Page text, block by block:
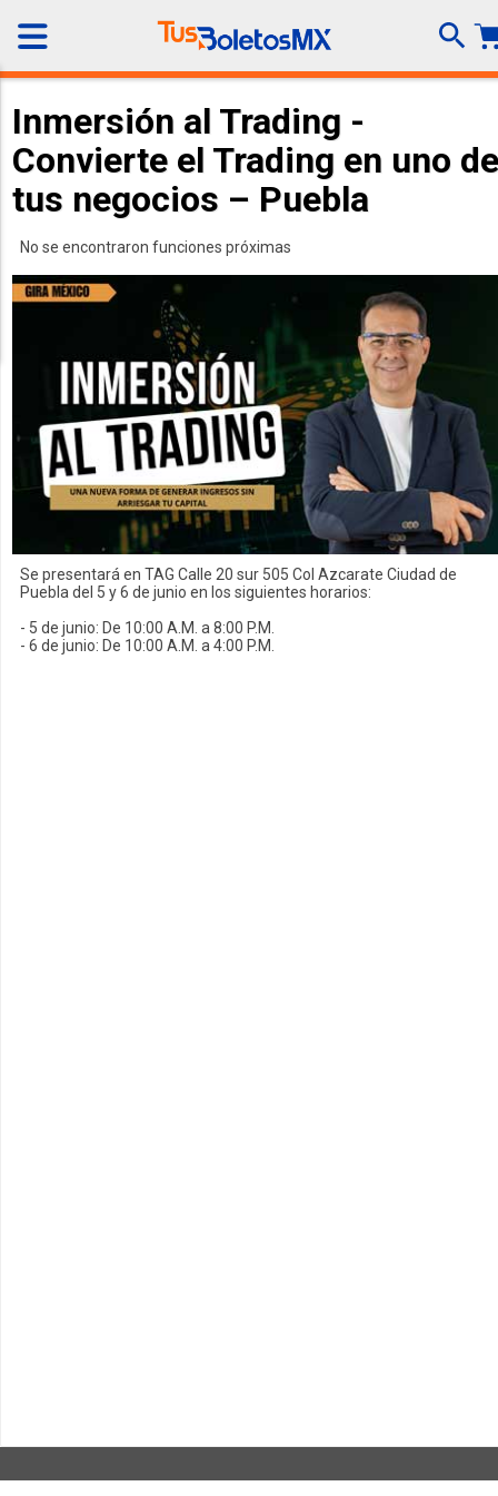
Inmersión al Trading -
Convierte el Trading en uno de
tus negocios – Puebla
No se encontraron funciones próximas
Se presentará en TAG Calle 20 sur 505 Col Azcarate Ciudad de
Puebla del 5 y 6 de junio en los siguientes horarios:
- 5 de junio: De 10:00 A.M. a 8:00 P.M.
- 6 de junio: De 10:00 A.M. a 4:00 P.M.